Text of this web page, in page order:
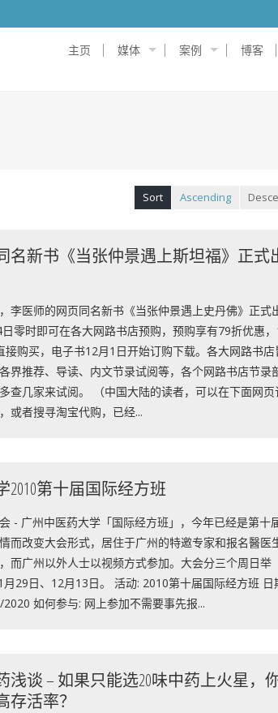
主页 媒体 案例 博客
Sort Ascending
名新书《当张仲景遇上斯坦福》正式
李医师的网页同名新书《当张仲景遇上史丹佛》正式
零时即可在各大网路书店预购，预购享有79折优惠
接购买，电子书12月1日开始订购下载。各大网路书店
界推荐、导读、内文节录试阅等，各个网路书店节录
查几家来试阅。 （中国大陆的读者，可以在下面网页
或者搜寻淘宝代购，已经...
2010第十届国际经方班
- 广州中医药大学「国际经方班」，今年已经是第十
而改变大会形式，居住于广州的特邀专家和报名醫医
而广州以外人士以视频方式参加。大会分三个周日举
29日、12月13日。 活动: 2010第十届国际经方班 日
如何参与: 网上参加不需要事先报...
浅谈 – 如果只能选20味中药上火星，
存活率？